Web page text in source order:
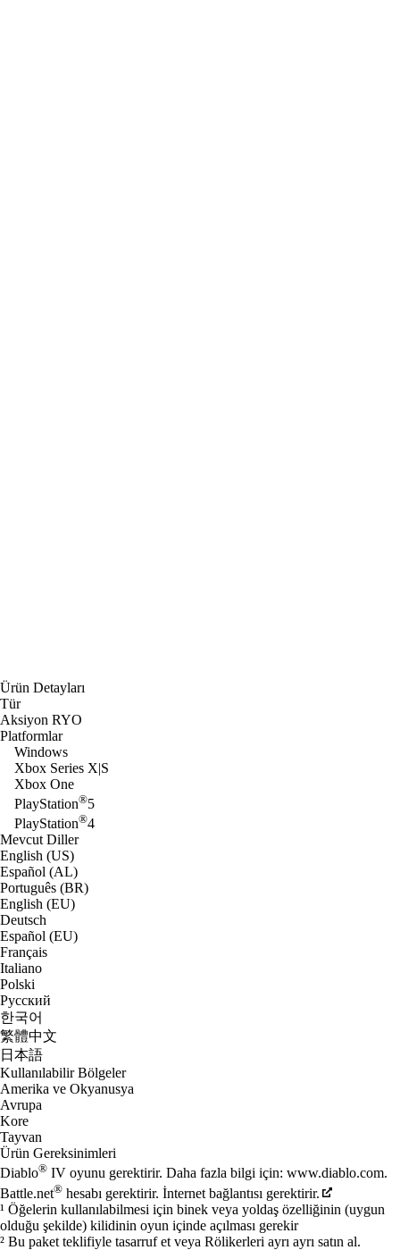
Ürün Detayları
Tür
Aksiyon RYO
Platformlar
Windows
Xbox Series X|S
Xbox One
PlayStation®5
PlayStation®4
Mevcut Diller
English (US)
Español (AL)
Português (BR)
English (EU)
Deutsch
Español (EU)
Français
Italiano
Polski
Русский
한국어
繁體中文
日本語
Kullanılabilir Bölgeler
Amerika ve Okyanusya
Avrupa
Kore
Tayvan
Ürün Gereksinimleri
Diablo® IV oyunu gerektirir. Daha fazla bilgi için: www.diablo.com.
Battle.net® hesabı gerektirir. İnternet bağlantısı gerektirir.
¹ Öğelerin kullanılabilmesi için binek veya yoldaş özelliğinin (uygun
olduğu şekilde) kilidinin oyun içinde açılması gerekir
² Bu paket teklifiyle tasarruf et veya Rölikerleri ayrı ayrı satın al.